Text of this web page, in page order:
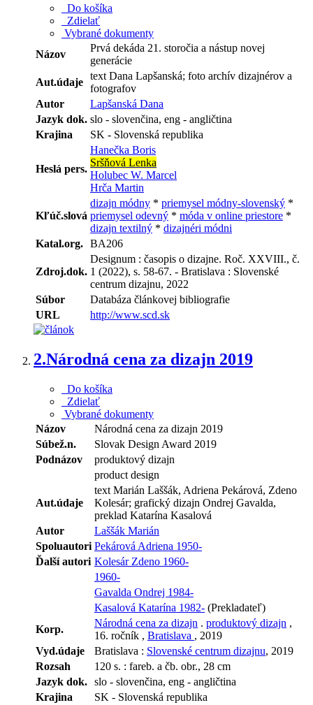
Do košíka
Zdielať
Vybrané dokumenty
Názov
Prvá dekáda 21. storočia a nástup novej
generácie
Aut.údaje
text Dana Lapšanská; foto archív dizajnérov a
fotografov
Autor
Lapšanská Dana
Jazyk dok. slo - slovenčina, eng - angličtina
Krajina
SK - Slovenská republika
Heslá pers.
Hanečka Boris
Sršňová Lenka
Holubec W. Marcel
Hrča Martin
Kľúč.slová
dizajn módny * priemysel módny-slovenský *
priemysel odevný * móda v online priestore *
dizajn textilný * dizajnéri módni
Katal.org. BA206
Zdroj.dok.
Designum : časopis o dizajne. Roč. XXVIII., č.
1 (2022), s. 58-67. - Bratislava : Slovenské
centrum dizajnu, 2022
Súbor
Databáza článkovej bibliografie
URL
http://www.scd.sk
2.Národná cena za dizajn 2019
Do košíka
Zdielať
Vybrané dokumenty
Názov
Národná cena za dizajn 2019
Súbež.n.
Slovak Design Award 2019
Podnázov
produktový dizajn
product design
Aut.údaje
text Marián Laššák, Adriena Pekárová, Zdeno
Kolesár; grafický dizajn Ondrej Gavalda,
preklad Katarína Kasalová
Autor
Laššák Marián
Spoluautori Pekárová Adriena 1950-
Ďalší autori Kolesár Zdeno 1960-
1960-
Gavalda Ondrej 1984-
Kasalová Katarína 1982- (Prekladateľ)
Korp.
Národná cena za dizajn . produktový dizajn ,
16. ročník , Bratislava , 2019
Vyd.údaje
Bratislava : Slovenské centrum dizajnu, 2019
Rozsah
120 s. : fareb. a čb. obr., 28 cm
Jazyk dok. slo - slovenčina, eng - angličtina
Krajina
SK - Slovenská republika